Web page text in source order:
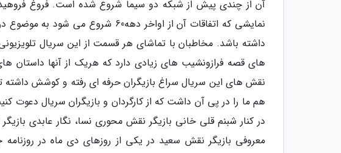
آن از چندی پیش از شبکه دو سیما شروع شده است. فروغ
نمایشی که اتفاقات آن از اواخر
داشته باشد. مخاطبان با تماشای هر قسمت از این سریال
های قصه فرازونشیب های زیادی دارد که هریک از آنها داستان
نقش های این سریال سراغ بازیگران حرفه ای رفته و کوشش داشته
هم ما را در پی آن داشت که از کارگردان و بازیگران سریال دعوت
در کنار شبنم قلی خانی بازیگر نقش محوری نسا، نگار عابدی
معروفی بازیگر نقش سعید در یکی از روزهای دی ماه در